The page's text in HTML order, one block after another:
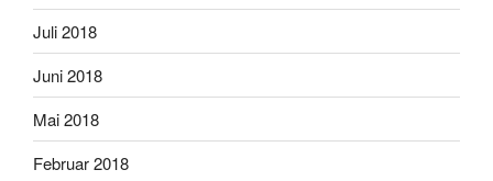
Juli 2018
Juni 2018
Mai 2018
Februar 2018